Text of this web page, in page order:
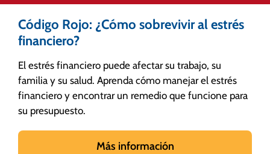
Código Rojo: ¿Cómo sobrevivir al estrés
financiero?
El estrés financiero puede afectar su trabajo, su
familia y su salud. Aprenda cómo manejar el estrés
financiero y encontrar un remedio que funcione para
su presupuesto.
Más información